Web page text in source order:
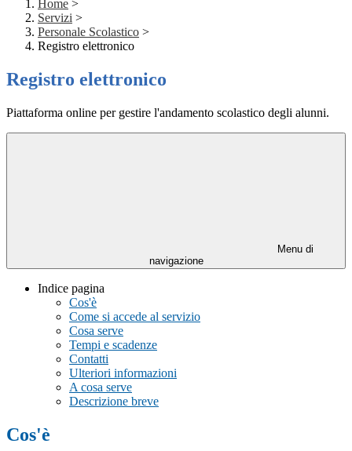
Home >
Servizi >
Personale Scolastico >
Registro elettronico
Registro elettronico
Piattaforma online per gestire l'andamento scolastico degli alunni.
Menu di
navigazione
Indice pagina
Cos'è
Come si accede al servizio
Cosa serve
Tempi e scadenze
Contatti
Ulteriori informazioni
A cosa serve
Descrizione breve
Cos'è